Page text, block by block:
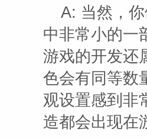
A: 当然，
中非常小的一
游戏的开发还
色会有同等数
观设置感到非
造都会出现在